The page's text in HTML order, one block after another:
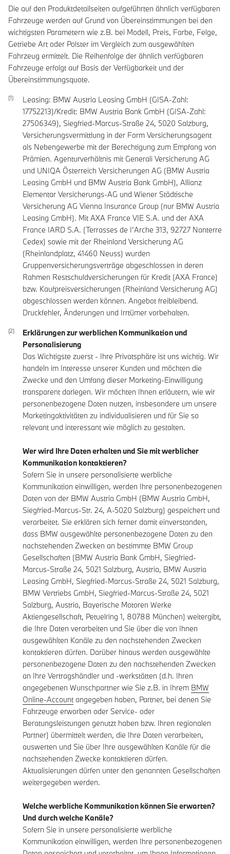
Die auf den Produktdetailseiten aufgeführten ähnlich verfügbaren
Fahrzeuge werden auf Grund von Übereinstimmungen bei den
wichtigsten Parametern wie z.B. bei Modell, Preis, Farbe, Felge,
Getriebe Art oder Polster im Vergleich zum ausgewählten
Fahrzeug ermittelt. Die Reihenfolge der ähnlich verfügbaren
Fahrzeuge erfolgt auf Basis der Verfügbarkeit und der
Übereinstimmungsquote.
Leasing: BMW Austria Leasing GmbH (GISA-Zahl:
17752213)/Kredit: BMW Austria Bank GmbH (GISA-Zahl:
27506349), Siegfried-Marcus-Straße 24, 5020 Salzburg,
Versicherungsvermittlung in der Form Versicherungsagent
als Nebengewerbe mit der Berechtigung zum Empfang von
Prämien. Agenturverhältnis mit Generali Versicherung AG
und UNIQA Österreich Versicherungen AG (BMW Austria
Leasing GmbH und BMW Austria Bank GmbH), Allianz
Elementar Versicherungs-AG und Wiener Städtische
Versicherung AG Vienna Insurance Group (nur BMW Austria
Leasing GmbH). Mit AXA France VIE S.A. und der AXA
France IARD S.A. (Terrasses de I’Arche 313, 92727 Nanterre
Cedex) sowie mit der Rheinland Versicherung AG
(Rheinlandplatz, 41460 Neuss) wurden
Gruppenversicherungsverträge abgeschlossen in deren
Rahmen Restschuldversicherungen für Kredit (AXA France)
bzw. Kaufpreisversicherungen (Rheinland Versicherung AG)
abgeschlossen werden können. Angebot freibleibend.
Druckfehler, Änderungen und Irrtümer vorbehalten.
Erklärungen zur werblichen Kommunikation und
Personalisierung
Das Wichtigste zuerst - Ihre Privatsphäre ist uns wichtig. Wir
handeln im Interesse unserer Kunden und möchten die
Zwecke und den Umfang dieser Marketing-Einwilligung
transparent darlegen. Wir möchten Ihnen erläutern, wie wir
personenbezogene Daten nutzen, insbesondere um unsere
Marketingaktivitäten zu individualisieren und für Sie so
relevant und interessant wie möglich zu gestalten.
Wer wird Ihre Daten erhalten und Sie mit werblicher
Kommunikation kontaktieren?
Sofern Sie in unsere personalisierte werbliche
Kommunikation einwilligen, werden Ihre personenbezogenen
Daten von der BMW Austria GmbH (BMW Austria GmbH,
Siegfried-Marcus-Str. 24, A-5020 Salzburg) gespeichert und
verarbeitet. Sie erklären sich ferner damit einverstanden,
dass BMW ausgewählte personenbezogene Daten zu den
nachstehenden Zwecken an bestimmte BMW Group
Gesellschaften (BMW Austria Bank GmbH, Siegfried-
Marcus-Straße 24, 5021 Salzburg, Austria, BMW Austria
Leasing GmbH, Siegfried-Marcus-Straße 24, 5021 Salzburg,
BMW Vertriebs GmbH, Siegfried-Marcus-Straße 24, 5021
Salzburg, Austria, Bayerische Motoren Werke
Aktiengesellschaft, Petuelring 1, 80788 München) weitergibt,
die Ihre Daten verarbeiten und Sie über die von Ihnen
ausgewählten Kanäle zu den nachstehenden Zwecken
kontaktieren dürfen. Darüber hinaus werden ausgewählte
personenbezogene Daten zu den nachstehenden Zwecken
an Ihre Vertragshändler und -werkstätten (d.h. Ihren
angegebenen Wunschpartner wie Sie z.B. in Ihrem BMW
Online-Accountangegeben haben, Partner, bei denen Sie
Fahrzeuge erworben oder Service- oder
Beratungsleistungen genutzt haben bzw. Ihren regionalen
Partner) übermittelt werden, die Ihre Daten verarbeiten,
auswerten und Sie über Ihre ausgewählten Kanäle für die
nachstehenden Zwecke kontaktieren dürfen.
Aktualisierungen dürfen unter den genannten Gesellschaften
weitergegeben werden.
Welche werbliche Kommunikation können Sie erwarten?
Und durch welche Kanäle?
Sofern Sie in unsere personalisierte werbliche
Kommunikation einwilligen, werden Ihre personenbezogenen